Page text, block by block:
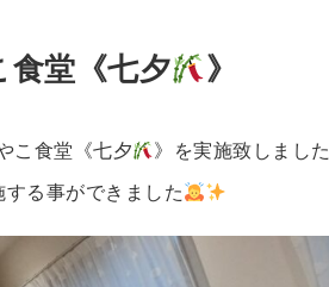
堂《七夕 》
こ食堂《七夕
》を実施致しました
る事ができました